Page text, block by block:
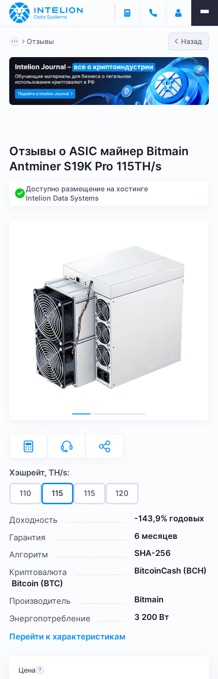
Отзывы Назад
Отзывы о ASIC майнер Bitmain
Antminer S19K Pro 115TH/s
Доступно размещение на хостинге
Intelion Data Systems
Хэшрейт, TH/s:
110 115 115 120
Доходность
-143,9% годовых
Гарантия
6 месяцев
Алгоритм
SHA-256
Криптовалюта
BitcoinCash (BCH)
Bitcoin (BTC)
Производитель
Bitmain
Энергопотребление
3 200 Вт
Перейти к характеристикам
Цена